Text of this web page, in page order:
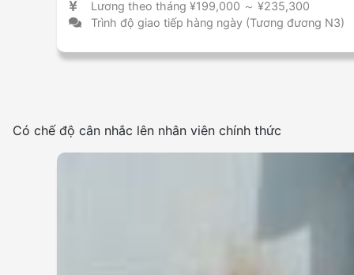
Lương theo tháng ¥199,000 ～ ¥235,300
Trình độ giao tiếp hàng ngày (Tương đương N3)
Có chế độ cân nhắc lên nhân viên chính thức